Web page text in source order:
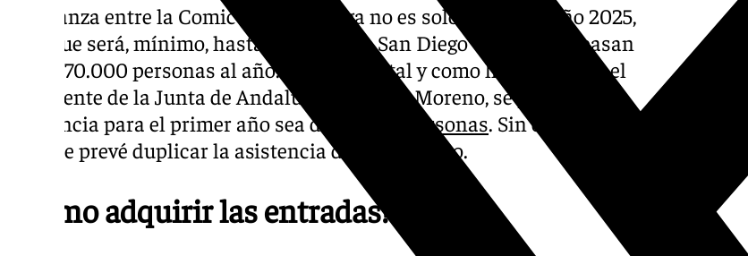
La alianza entre la Comic-Con y Málaga no es solo para este año 2025,
sino que será, mínimo, hasta 2027. Por la San Diego Comic-Con pasan
unas 170.000 personas al año. En Málaga, tal y como ha asegurado el
presidente de la Junta de Andalucía, Juanma Moreno, se prevé que la
asistencia para el primer año sea de
60.000 personas. Sin embargo, en
2027 se prevé duplicar la asistencia del primer año.
¿Cómo adquirir las entradas?